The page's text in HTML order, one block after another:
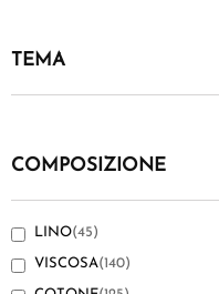
TEMA
COMPOSIZIONE
LINO(45)
VISCOSA(140)